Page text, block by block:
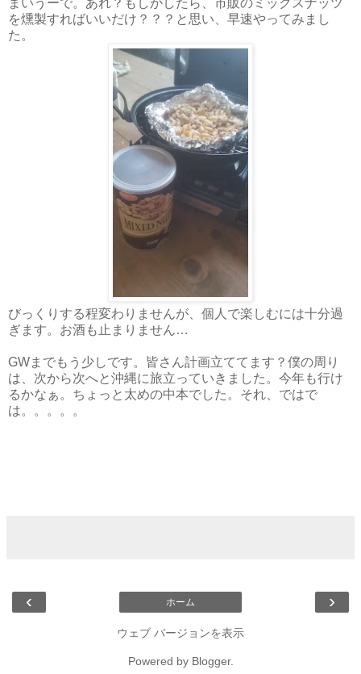
を燻製すればいいだけ？？？と思い、早速やってみまし
た。
びっくりする程変わりませんが、個人で楽しむには十分過
ぎます。お酒も止まりません…
GWまでもう少しです。皆さん計画立ててます？僕の周り
は、次から次へと沖縄に旅立っていきました。今年も行け
るかなぁ。ちょっと太めの中本でした。それ、ではで
は。。。。。
‹ ›
ホーム
ウェブ バージョンを表示
Powered by Blogger.